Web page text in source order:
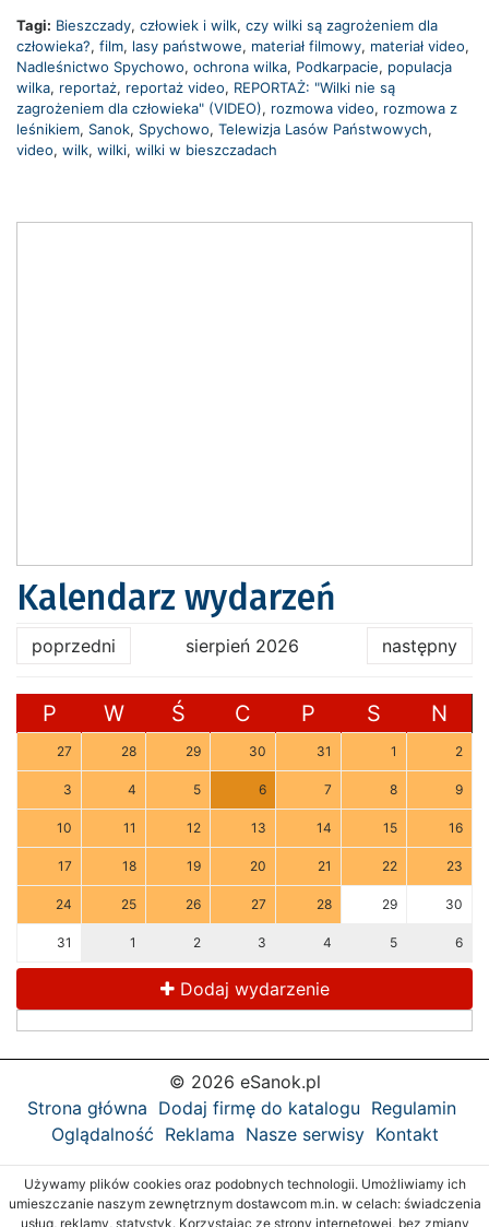
Tagi: Bieszczady, człowiek i wilk, czy wilki są zagrożeniem dla
człowieka?, film, lasy państwowe, materiał filmowy, materiał video,
Nadleśnictwo Spychowo, ochrona wilka, Podkarpacie, populacja
wilka, reportaż, reportaż video, REPORTAŻ: "Wilki nie są
zagrożeniem dla człowieka" (VIDEO), rozmowa video, rozmowa z
leśnikiem, Sanok, Spychowo, Telewizja Lasów Państwowych,
video, wilk, wilki, wilki w bieszczadach
Kalendarz wydarzeń
poprzedni sierpień 2026 następny
P W Ś C P S N
27 28 29 30 31 1 2
3 4 5 6 7 8 9
10 11 12 13 14 15 16
17 18 19 20 21 22 23
24 25 26 27 28 29 30
31 1 2 3 4 5 6
Dodaj wydarzenie
© 2026 eSanok.pl
Strona główna Dodaj firmę do katalogu Regulamin
Oglądalność Reklama Nasze serwisy Kontakt
Używamy plików cookies oraz podobnych technologii. Umożliwiamy ich
umieszczanie naszym zewnętrznym dostawcom m.in. w celach: świadczenia
usług, reklamy, statystyk. Korzystając ze strony internetowej, bez zmiany